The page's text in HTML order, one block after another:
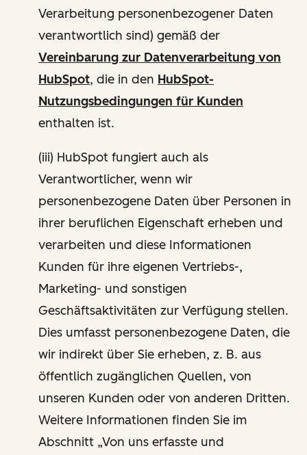
Verarbeitung personenbezogener Daten
verantwortlich sind) gemäß der
Vereinbarung zur Datenverarbeitung von
HubSpot, die in den HubSpot-
Nutzungsbedingungen für Kunden
enthalten ist.
(iii) HubSpot fungiert auch als
Verantwortlicher, wenn wir
personenbezogene Daten über Personen in
ihrer beruflichen Eigenschaft erheben und
verarbeiten und diese Informationen
Kunden für ihre eigenen Vertriebs-,
Marketing- und sonstigen
Geschäftsaktivitäten zur Verfügung stellen.
Dies umfasst personenbezogene Daten, die
wir indirekt über Sie erheben, z. B. aus
öffentlich zugänglichen Quellen, von
unseren Kunden oder von anderen Dritten.
Weitere Informationen finden Sie im
Abschnitt „Von uns erfasste und